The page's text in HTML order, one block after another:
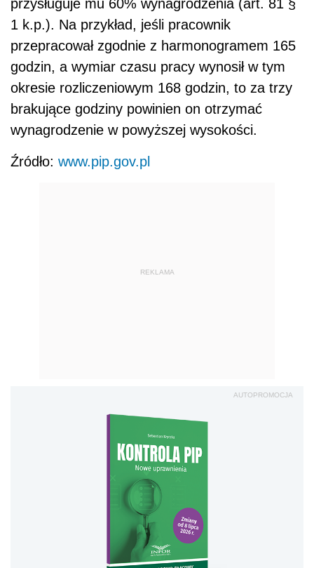
przysługuje mu 60% wynagrodzenia (art. 81 §
1 k.p.). Na przykład, jeśli pracownik
przepracował zgodnie z harmonogramem 165
godzin, a wymiar czasu pracy wynosił w tym
okresie rozliczeniowym 168 godzin, to za trzy
brakujące godziny powinien on otrzymać
wynagrodzenie w powyższej wysokości.
Źródło: www.pip.gov.pl
REKLAMA
AUTOPROMOCJA